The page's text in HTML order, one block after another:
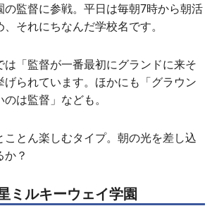
の監督に参戦。平日は毎朝7時から朝活
それにちなんだ学校名です。
「監督が一番最初にグランドに来そ
げられています。ほかにも「グラウン
は監督」なども。
とん楽しむタイプ。朝の光を差し込
？
ミルキーウェイ学園